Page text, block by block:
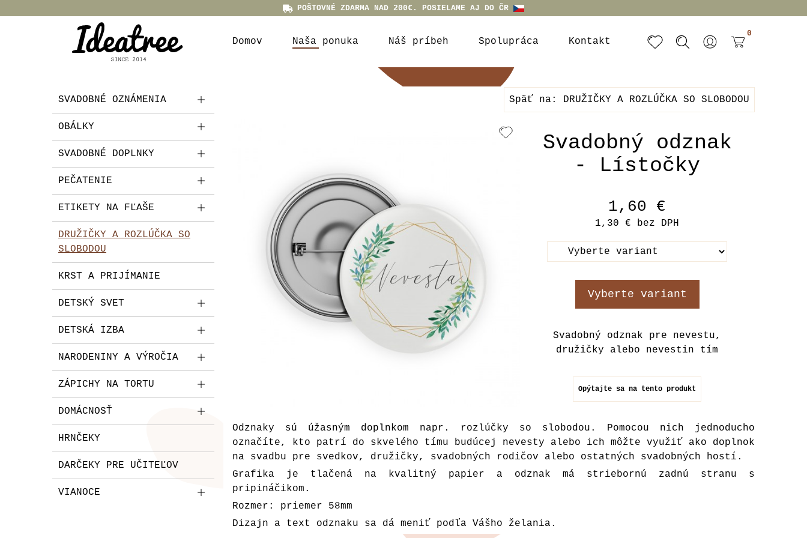
POŠTOVNÉ ZDARMA NAD 200€. POSIELAME AJ DO ČR
Domov Naša ponuka Náš príbeh Spolupráca Kontakt
0
SVADOBNÉ OZNÁMENIA
OBÁLKY
SVADOBNÉ DOPLNKY
PEČATENIE
ETIKETY NA FĽAŠE
DRUŽIČKY A ROZLÚČKA SO
SLOBODOU
KRST A PRIJÍMANIE
DETSKÝ SVET
DETSKÁ IZBA
NARODENINY A VÝROČIA
ZÁPICHY NA TORTU
DOMÁCNOSŤ
HRNČEKY
DARČEKY PRE UČITEĽOV
VIANOCE
Späť na: DRUŽIČKY A ROZLÚČKA SO SLOBODOU
Svadobný odznak
- Lístočky
1,60 €
1,30 € bez DPH
Vyberte variant
Svadobný odznak pre nevestu,
družičky alebo nevestin tím
Opýtajte sa na tento produkt
Odznaky sú úžasným doplnkom napr. rozlúčky so slobodou. Pomocou nich jednoducho
označíte, kto patrí do skvelého tímu budúcej nevesty alebo ich môžte využiť ako doplnok
na svadbu pre svedkov, družičky, svadobných rodičov alebo ostatných svadobných hostí.
Grafika je tlačená na kvalitný papier a odznak má striebornú zadnú stranu s
pripináčikom.
Rozmer: priemer 58mm
Dizajn a text odznaku sa dá meniť podľa Vášho želania.